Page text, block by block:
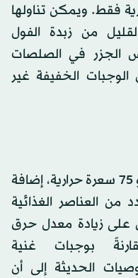
حرارية فقط. ويمكن تناولها
من زبدة الفول
الجزر في الصلصات
الخفيفة غير
تحتوي البيضة الواحدة على نحو 75 سعرة حرارية، إضافة
من العناصر الغذائية
على زيادة معدل حرق
بوجبات غنية
الحديثة إلى أن